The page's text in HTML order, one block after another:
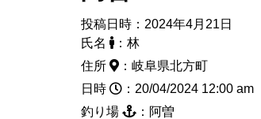
投稿日時：2024年4月21日
氏名
：林
住所
：岐阜県北方町
日時
：20/04/2024 12:00 am
釣り場
：阿曽